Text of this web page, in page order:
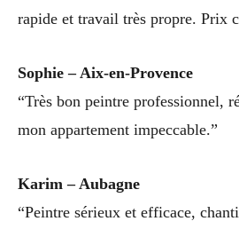
rapide et travail très propre. Prix
Sophie – Aix-en-Provence
“Très bon peintre professionnel,
mon appartement impeccable.”
Karim – Aubagne
“Peintre sérieux et efficace,